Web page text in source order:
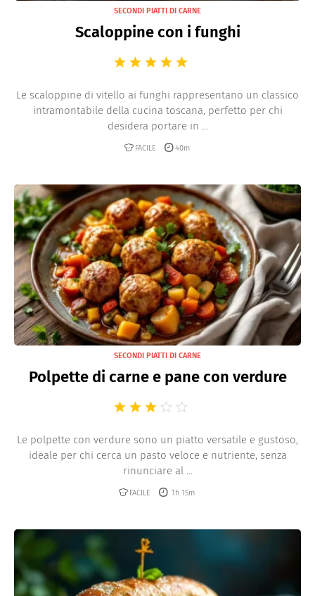
SECONDI PIATTI DI CARNE
Scaloppine con i funghi
Le scaloppine di vitello ai funghi rappresentano un classico
intramontabile della cucina toscana, perfetto per chi
desidera portare in ...
FACILE 40m
SECONDI PIATTI DI CARNE
Polpette di carne e pane con verdure
Le polpette con verdure sono un piatto versatile e gustoso,
ideale per chi cerca un pasto veloce e nutriente, senza
rinunciare al ...
FACILE 1h 15m